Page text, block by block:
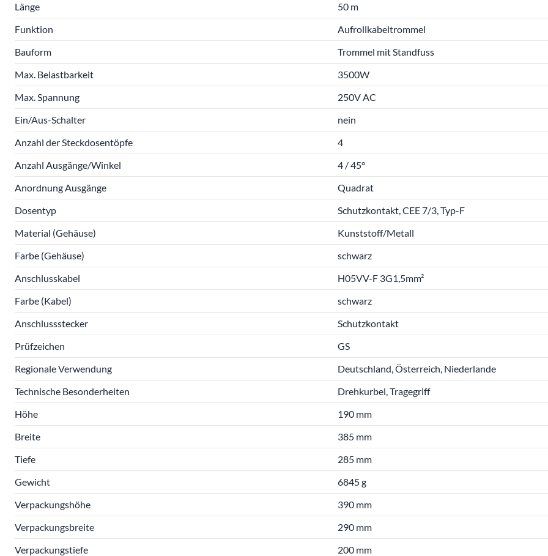
Länge
50 m
Funktion
Aufrollkabeltrommel
Bauform
Trommel mit Standfuss
Max. Belastbarkeit
3500W
Max. Spannung
250V AC
Ein/Aus-Schalter
nein
Anzahl der Steckdosentöpfe
4
Anzahl Ausgänge/Winkel
4 / 45°
Anordnung Ausgänge
Quadrat
Dosentyp
Schutzkontakt, CEE 7/3, Typ-F
Material (Gehäuse)
Kunststoff/Metall
Farbe (Gehäuse)
schwarz
Anschlusskabel
H05VV-F 3G1,5mm²
Farbe (Kabel)
schwarz
Anschlussstecker
Schutzkontakt
Prüfzeichen
GS
Regionale Verwendung
Deutschland, Österreich, Niederlande
Technische Besonderheiten
Drehkurbel, Tragegriff
Höhe
190 mm
Breite
385 mm
Tiefe
285 mm
Gewicht
6845 g
Verpackungshöhe
390 mm
Verpackungsbreite
290 mm
Verpackungstiefe
200 mm